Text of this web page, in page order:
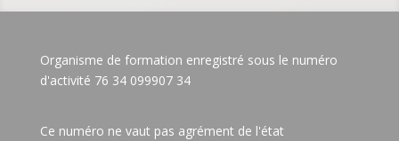
Organisme de formation enregistré sous le numéro
d'activité 76 34 099907 34
Ce numéro ne vaut pas agrément de l'état